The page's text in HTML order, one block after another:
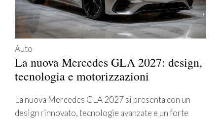
Auto
La nuova Mercedes GLA 2027: design,
tecnologia e motorizzazioni
La nuova Mercedes GLA 2027 si presenta con un
design rinnovato, tecnologie avanzate e un forte